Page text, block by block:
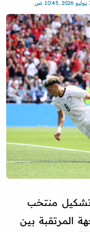
ص
منتخب
المرتقبة بين